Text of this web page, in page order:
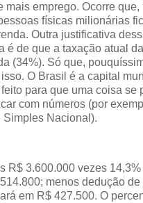
mais emprego. Ocorre que,
físicas milionárias
Outra justificativa
é de que a taxação atual
(34%). Só que,
O Brasil é a capital
para que uma coisa se
com números (por
Simples Nacional).
R$ 3.600.000 vezes
menos dedução de
em R$ 427.500. O